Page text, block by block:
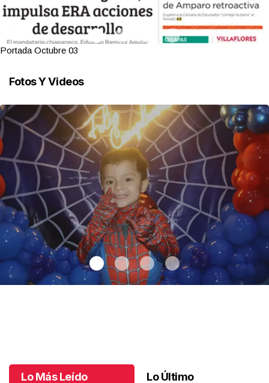
Portada Octubre 03
Fotos Y Videos
Lo Más Leído Lo Último